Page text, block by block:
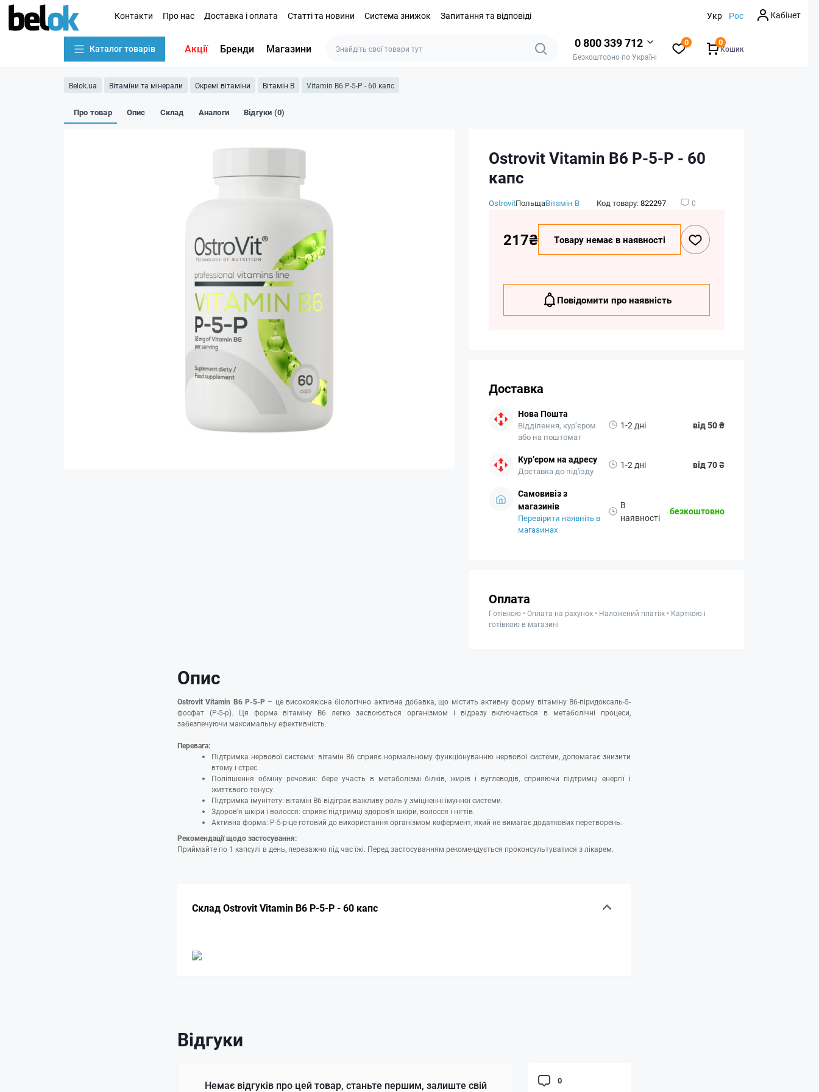
Контакти Про нас Доставка і оплата Статті та новини Система знижок Запитання та відповіді Укр Рос Кабінет
Каталог товарів Акції Бренди Магазини 0 800 339 712
Безкоштовно по Україні
0
Кошик
0
Belok.ua Вітаміни та мінерали Окремі вітаміни Вітамін B Vitamin B6 P-5-P - 60 капс
Про товар Опис Склад Аналоги Відгуки (0)
Ostrovit Vitamin B6 P-5-P - 60
капс
OstrovitПольщаВітамін B Код товару:822297 0
217₴ Товару немає в наявності
Повідомити про наявність
Доставка
Нова Пошта
Відділення, кур’єром
або на поштомат
1-2 дні від 50 ₴
Кур’єром на адресу
Доставка до під'їзду
1-2 дні від 70 ₴
Самовивіз з
магазинів
Перевірити наявніть в
магазинах
В
наявності
безкоштовно
Оплата
Готівкою • Оплата на рахунок • Наложений платіж • Карткою і
готівкою в магазині
Опис
Ostrovit Vitamin B6 P-5-P – це високоякісна біологічно активна добавка, що містить активну форму вітаміну B6-піридоксаль-5-
фосфат (P-5-p). Ця форма вітаміну B6 легко засвоюється організмом і відразу включається в метаболічні процеси,
забезпечуючи максимальну ефективність.
Перевага:
Підтримка нервової системи: вітамін B6 сприяє нормальному функціонуванню нервової системи, допомагає знизити
втому і стрес.
Поліпшення обміну речовин: бере участь в метаболізмі білків, жирів і вуглеводів, сприяючи підтримці енергії і
життєвого тонусу.
Підтримка імунітету: вітамін В6 відіграє важливу роль у зміцненні імунної системи.
Здоров'я шкіри і волосся: сприяє підтримці здоров'я шкіри, волосся і нігтів.
Активна форма: P-5-p-це готовий до використання організмом кофермент, який не вимагає додаткових перетворень.
Рекомендації щодо застосування:
Приймайте по 1 капсулі в день, переважно під час їжі. Перед застосуванням рекомендується проконсультуватися з лікарем.
Склад Ostrovit Vitamin B6 P-5-P - 60 капс
Відгуки
0
Немає відгуків про цей товар, станьте першим, залиште свій